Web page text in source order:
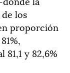
los
proporción
y 82,6%